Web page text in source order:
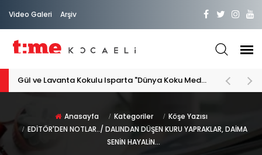
Video Galeri Arşiv
Gül ve Lavanta Kokulu Isparta "Dünya Koku Medeniyeti"
Anasayfa Kategoriler
Köşe Yazısı
EDİTÖR'DEN NOTLAR../ DALINDAN DÜŞEN KURU YAPRAKLAR, DAİMA
SENİN HAYALİN…